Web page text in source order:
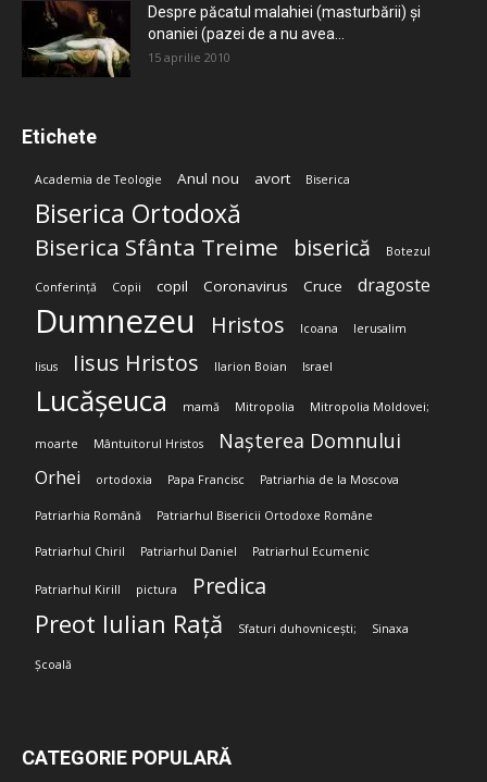
Despre păcatul malahiei (masturbării) şi
onaniei (pazei de a nu avea...
15 aprilie 2010
Etichete
Academia de Teologie Anul nou avort Biserica
Biserica Ortodoxă
Biserica Sfânta Treime biserică Botezul
Conferință Copii copil Coronavirus Cruce dragoste
Dumnezeu Hristos Icoana Ierusalim
Iisus Iisus Hristos Ilarion Boian Israel
Lucășeuca mamă Mitropolia Mitropolia Moldovei;
moarte Mântuitorul Hristos Nașterea Domnului
Orhei ortodoxia Papa Francisc Patriarhia de la Moscova
Patriarhia Română Patriarhul Bisericii Ortodoxe Române
Patriarhul Chiril Patriarhul Daniel Patriarhul Ecumenic
Patriarhul Kirill pictura Predica
Preot Iulian Rață Sfaturi duhovnicești; Sinaxa
Școală
CATEGORIE POPULARĂ